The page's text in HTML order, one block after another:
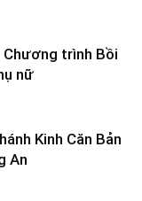
Chương trình Bồi
nữ
Kinh Căn Bản
An